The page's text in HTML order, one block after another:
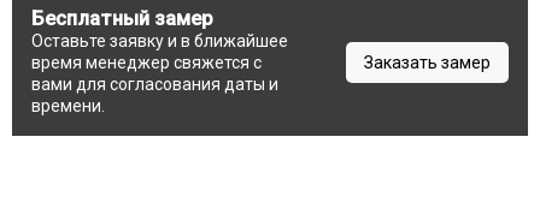
Бесплатный замер
Оставьте заявку и в ближайшее
время менеджер свяжется с
вами для согласования даты и
времени.
Заказать замер